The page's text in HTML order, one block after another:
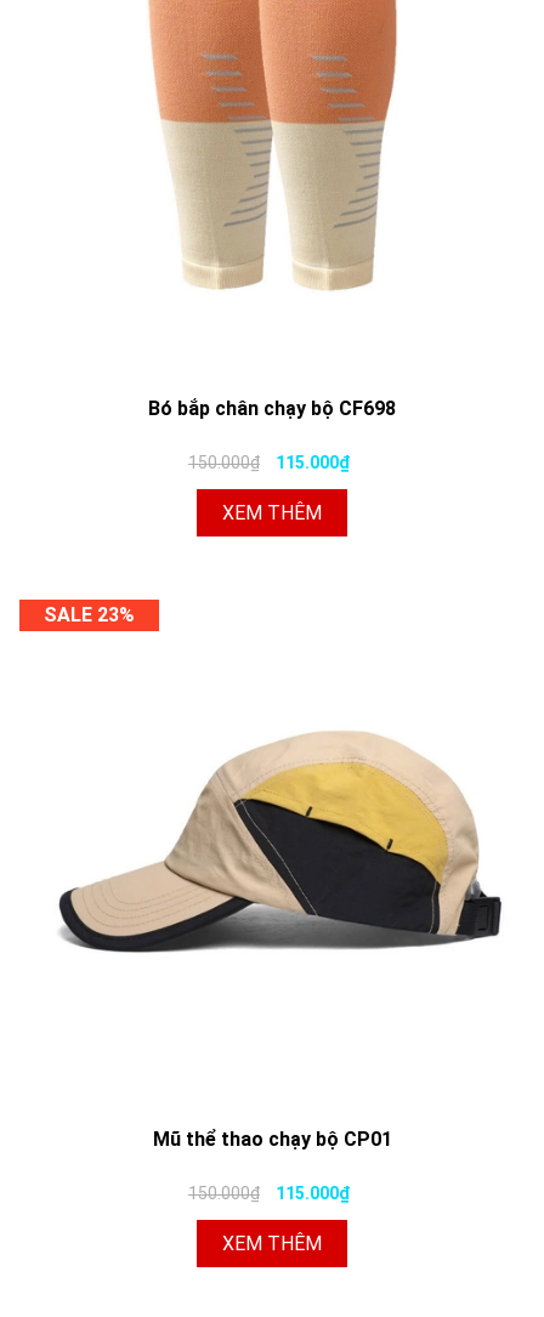
Bó bắp chân chạy bộ CF698
150.000₫ 115.000₫
XEM THÊM
SALE 23%
Mũ thể thao chạy bộ CP01
150.000₫ 115.000₫
XEM THÊM